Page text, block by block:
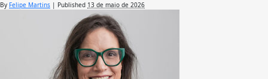
By Felipe Martins | Published 13 de maio de 2026